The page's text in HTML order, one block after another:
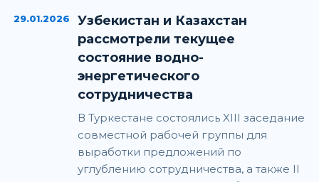
29.01.2026
Узбекистан и Казахстан
рассмотрели текущее
состояние водно-
энергетического
сотрудничества
В Туркестане состоялись XIII заседание
совместной рабочей группы для
выработки предложений по
углублению сотрудничества, а также II